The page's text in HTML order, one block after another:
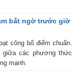
bất ngờ trước giờ
công bố điểm chuẩn.
giữa các phương thức
mạnh.